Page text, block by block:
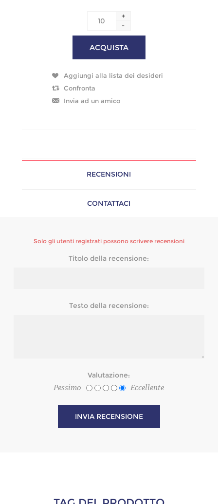
+
-
RECENSIONI
CONTATTACI
Solo gli utenti registrati possono scrivere recensioni
Titolo della recensione:
Testo della recensione:
Valutazione:
Pessimo
Eccellente